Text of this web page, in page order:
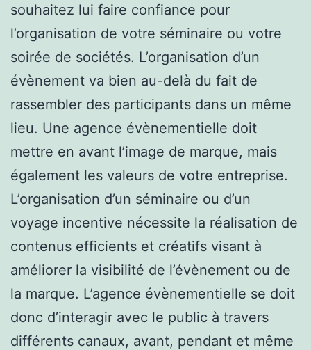
souhaitez lui faire confiance pour
l’organisation de votre séminaire ou votre
soirée de sociétés. L’organisation d’un
évènement va bien au-delà du fait de
rassembler des participants dans un même
lieu. Une agence évènementielle doit
mettre en avant l’image de marque, mais
également les valeurs de votre entreprise.
L’organisation d’un séminaire ou d’un
voyage incentive nécessite la réalisation de
contenus efficients et créatifs visant à
améliorer la visibilité de l’évènement ou de
la marque. L’agence évènementielle se doit
donc d’interagir avec le public à travers
différents canaux, avant, pendant et même